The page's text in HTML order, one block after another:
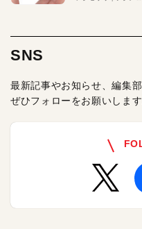
SNS
最新記事やお知らせ、編集
ぜひフォローをお願いします